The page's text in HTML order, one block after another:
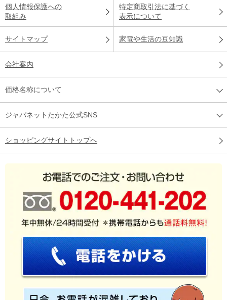
個人情報保護への
取組み
特定商取引法に基づく
表示について
サイトマップ 家電や生活の豆知識
会社案内
価格名称について
ジャパネットたかた公式SNS
ショッピングサイトトップへ